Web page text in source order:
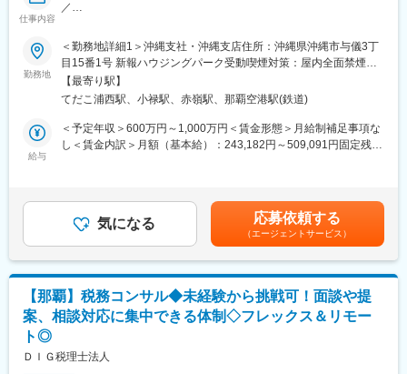
いきなりやってきた方に大切な土地を任せられないため、まずは
その土地への想い入れ、今後への悩みについて、話を「聞く」こ
とが大切なお仕事です。
変更の範囲：会社の定める業務
継承等をご提案します。
けでなく、地域住民の方に安全な住環境を提供できる、やりがい
のあるお仕事です。
＜新人営業の主なミッション＞
大切な土地をお任せいただくためにも、まずは関係性構築からス
タートです。
その土地への想い入れ、今後への悩みについて、話を「聞く」こ
■1day選考会：
配属予定支店にて【職場見学（先輩社員の営業に同行）と支店長
配属予定支店の雰囲気や実際の仕事内容を直接見ることができ、
理解を深めたうえで入社判断をいただけます。
■サポート体制：
◇スキルアップ研修：年間100時間（毎日30分）
仕事内容
／
＆中途入社多数で風通し◎～転勤なし！飛び込みテレアポ無し！
来年度から年休120日予定！】
＼飛び込みテレアポ無し！／
◎『固定給＋インセンティブ＋報奨金』で入社後2年で年収1000
万円超も可能！明確な評価制度で役職と年収を早期に上げて行け
る！
※少数精鋭で事業展開していることや販売戦略等もコストを意識し
て行っているため、利益率が高く、成果に対して他社より高い年
することができ、営業活動もしやすい！
※未経験も含め、中途1年目で1人平均3 ～4棟以上は販売できてお
ります！
◎出張や原則転勤無し！残業月35h程／来年度から年間休日120日
勤務地
＜勤務地詳細1＞沖縄支社・沖縄支店住所：沖縄県沖縄市与儀3丁
目15番1号 新報ハウジングパーク受動喫煙対策：屋内全面禁煙＜
勤務地詳細2＞沖縄支社住所：沖縄県那覇市安次嶺1番10 受動喫煙
対策：敷地内全面禁煙変更の範囲：会社の定める事業所
【最寄り駅】
てだこ浦西駅、小禄駅、赤嶺駅、那覇空港駅(鉄道)
給与
＜予定年収＞600万円～1,000万円＜賃金形態＞月給制補足事項な
し＜賃金内訳＞月額（基本給）：243,182円～509,091円固定残業
給与補足＞■賞与：年2回（3月、9月／個人の実績に伴います）■
年収は前職の実績・ご経験・ご年収などで変動します■モデル年
収：◆年収例1040万円／34歳／経験3年／課長職◆年収例1500万
円／40歳／経験7年／営業所長職賃金はあくまでも目安の金額で
あり、選考を通じて上下する可能性があります。月給(月額)は固定
手当を含めた表記です。
気になる 応募依頼する
（エージェントサービス）
【那覇】税務コンサル◆未経験から挑戦可！面談や提
案、相談対応に集中できる体制◇フレックス＆リモー
ト◎
ＤＩＧ税理士法人